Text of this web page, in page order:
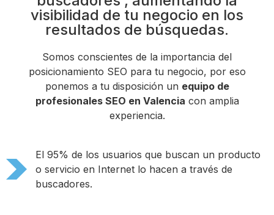
visibilidad de tu negocio en los
resultados de búsquedas.
Somos conscientes de la importancia del
posicionamiento SEO para tu negocio, por eso
ponemos a tu disposición un equipo de
profesionales SEO en Valencia con amplia
experiencia.
El 95% de los usuarios que buscan un producto
o servicio en Internet lo hacen a través de
buscadores.